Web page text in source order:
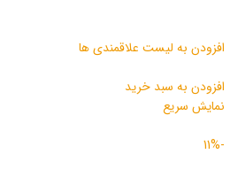
افزودن به لیست علاقمندی ها
افزودن به سبد خرید
نمایش سریع
-11%